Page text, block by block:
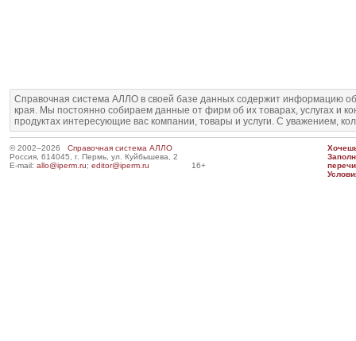
Справочная система АЛЛО в своей базе данных содержит информацию
края. Мы постоянно собираем данные от фирм об их товарах, услугах и
продуктах интересующие вас компании, товары и услуги. С уважением,
© 2002–2026 Справочная система АЛЛО
Россия, 614045, г. Пермь, ул. Куйбышева, 2
E-mail: allo@iperm.ru; editor@iperm.ru 16+